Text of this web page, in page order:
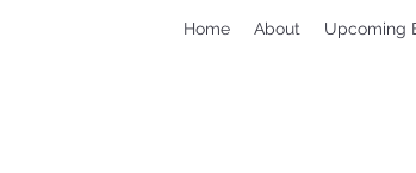
Home About Upcoming